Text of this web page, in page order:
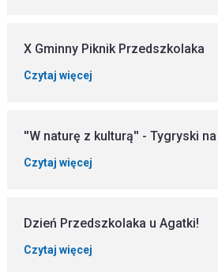
X Gminny Piknik Przedszkolaka
Czytaj więcej
''W naturę z kulturą'' - Tygryski
Czytaj więcej
Dzień Przedszkolaka u Agatki!
Czytaj więcej